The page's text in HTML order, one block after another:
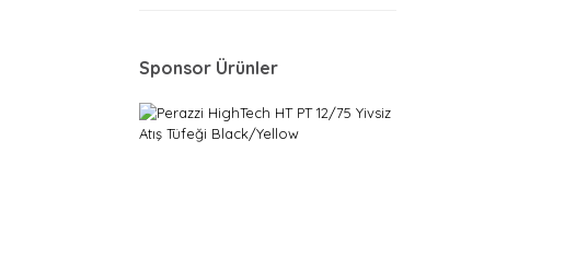
Sponsor Ürünler